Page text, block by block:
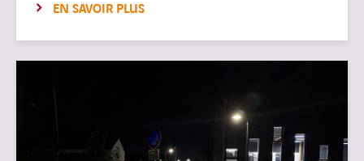
EN SAVOIR PLUS